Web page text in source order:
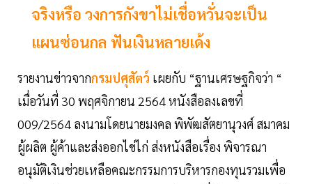
จริงหรือ วงการกังขาไม่เชื่อหวั่นจะเป็น
แผนซ่อนกล ฟันเงินหลายเด้ง
รายงานข่าวจากกรมปศุสัตว์ เผยกับ “ฐานเศรษฐกิจว่า “
เมื่อวันที่ 30 พฤศจิกายน 2564 หนังสือลงเลขที่
009/2564 ลงนามโดยนายมงคล พิพัฒสัตยานุวงศ์ สมาคม
ผู้ผลิต ผู้ค้าและส่งออกไข่ไก่ ส่งหนังสือเรื่อง พิจารณา
อนุมัติเงินช่วยเหลือคณะกรรมการบริหารกองทุนรวมเพื่อ